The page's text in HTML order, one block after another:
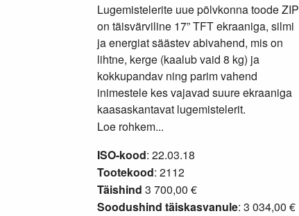
Lugemistelerite uue põlvkonna toode ZIP
on täisvärviline 17” TFT ekraaniga, silmi
ja energiat säästev abivahend, mis on
lihtne, kerge (kaalub vaid 8 kg) ja
kokkupandav ning parim vahend
inimestele kes vajavad suure ekraaniga
kaasaskantavat lugemistelerit.
Loe rohkem...
ISO-kood: 22.03.18
Tootekood: 2112
Täishind 3 700,00 €
Soodushind täiskasvanule: 3 034,00 €